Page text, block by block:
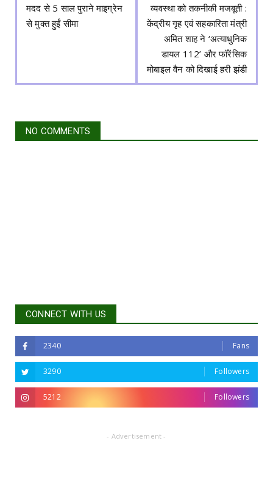
मदद से 5 साल पुराने माइग्रेन
से मुक्त हुईं सीमा
व्यवस्था को तकनीकी मजबूती :
केंद्रीय गृह एवं सहकारिता मंत्री
अमित शाह ने ‘अत्याधुनिक
डायल 112’ और फॉरेंसिक
मोबाइल वैन को दिखाई हरी झंडी
NO COMMENTS
CONNECT WITH US
2340 Fans
3290 Followers
5212 Followers
- Advertisement -